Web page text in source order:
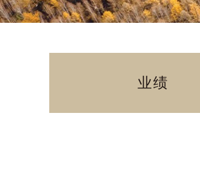
业绩